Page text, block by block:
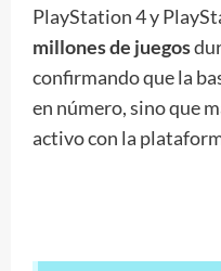
PlayStation 4 y
millones de juegos
confirmando que la
en número, sino que
activo con la